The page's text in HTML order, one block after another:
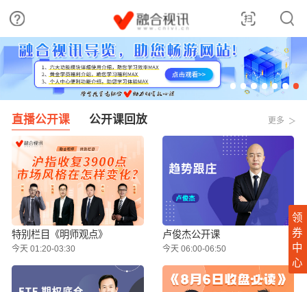
直播公开课 公开课回放 更多
特别栏目《明师观点》
今天 01:20-03:30
卢俊杰公开课
今天 06:00-06:50
领
券
中
心